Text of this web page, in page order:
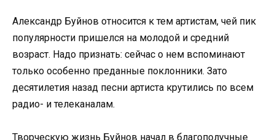
Александр Буйнов относится к тем артистам, чей пик
популярности пришелся на молодой и средний
возраст. Надо признать: сейчас о нем вспоминают
только особенно преданные поклонники. Зато
десятилетия назад песни артиста крутились по всем
радио- и телеканалам.
Творческую жизнь Буйнов начал в благополучные